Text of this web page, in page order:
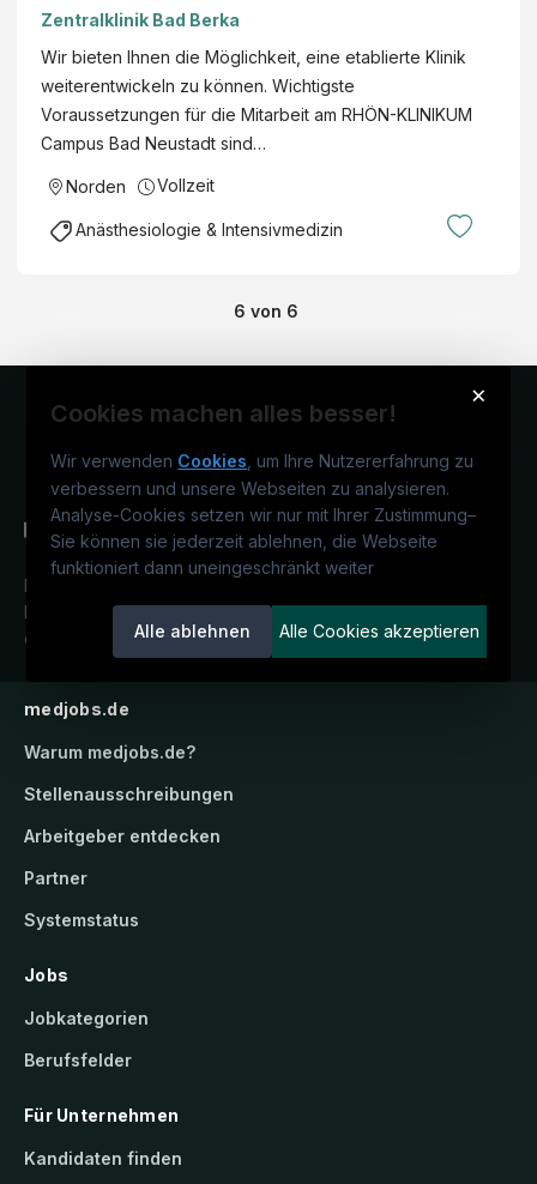
Zentralklinik Bad Berka
Wir bieten Ihnen die Möglichkeit, eine etablierte Klinik
weiterentwickeln zu können. Wichtigste
Voraussetzungen für die Mitarbeit am RHÖN-KLINIKUM
Campus Bad Neustadt sind…
Norden Vollzeit
Anästhesiologie & Intensivmedizin
6 von 6
×
Cookies machen alles besser!
Wir verwenden Cookies, um Ihre Nutzererfahrung zu
verbessern und unsere Webseiten zu analysieren.
Analyse-Cookies setzen wir nur mit Ihrer Zustimmung–
Sie können sie jederzeit ablehnen, die Webseite
funktioniert dann uneingeschränkt weiter
Alle ablehnen Alle Cookies akzeptieren
Karriereportal.
candidatis GmbH.
medjobs.de
Warum medjobs.de?
Stellenausschreibungen
Arbeitgeber entdecken
Partner
Systemstatus
Jobs
Jobkategorien
Berufsfelder
Für Unternehmen
Kandidaten finden